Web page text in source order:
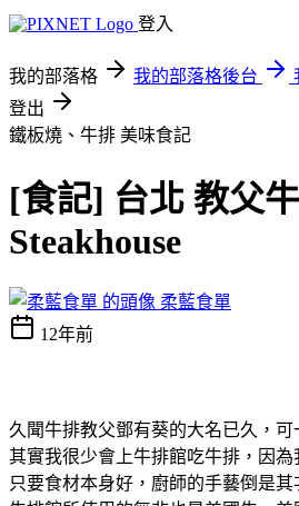
登入
我的部落格 我的部落格後台
登出
鐵板燒、牛排 美味食記
[食記] 台北 教父
Steakhouse
柔藍食單
12年前
久聞牛排教父鄧有葵的大名已久，可
其實我很少會上牛排館吃牛排，因為
只要食材本身好，廚師的手藝倒是